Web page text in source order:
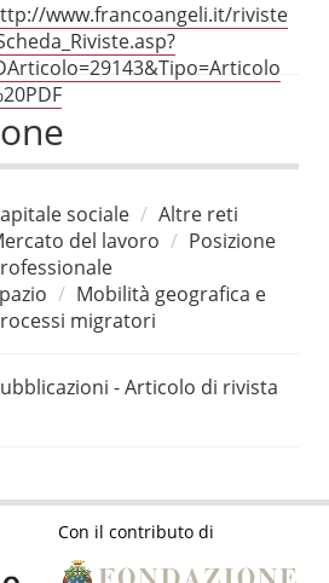
www.francoangeli.it/riviste
sociale
Altre reti
del lavoro
Posizione
Mobilità geografica e
migratori
- Articolo di rivista
Con il contributo di